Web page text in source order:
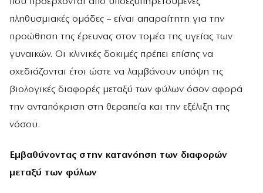
πληθυσμιακές ομάδες – είναι απαραίτητη για την
προώθηση της έρευνας στον τομέα της υγείας των
γυναικών. Οι κλινικές δοκιμές πρέπει επίσης να
σχεδιάζονται έτσι ώστε να λαμβάνουν υπόψη τις
βιολογικές διαφορές μεταξύ των φύλων όσον αφορά
την ανταπόκριση στη θεραπεία και την εξέλιξη της
νόσου.
Εμβαθύνοντας στην κατανόηση των διαφορών
μεταξύ των φύλων